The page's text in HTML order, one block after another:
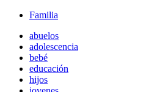
Familia
abuelos
adolescencia
bebé
educación
hijos